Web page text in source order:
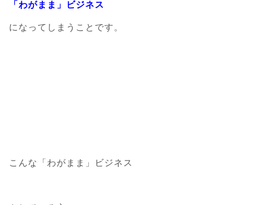
「わがまま」ビジネス
になってしまうことです。
こんな「わがまま」ビジネス